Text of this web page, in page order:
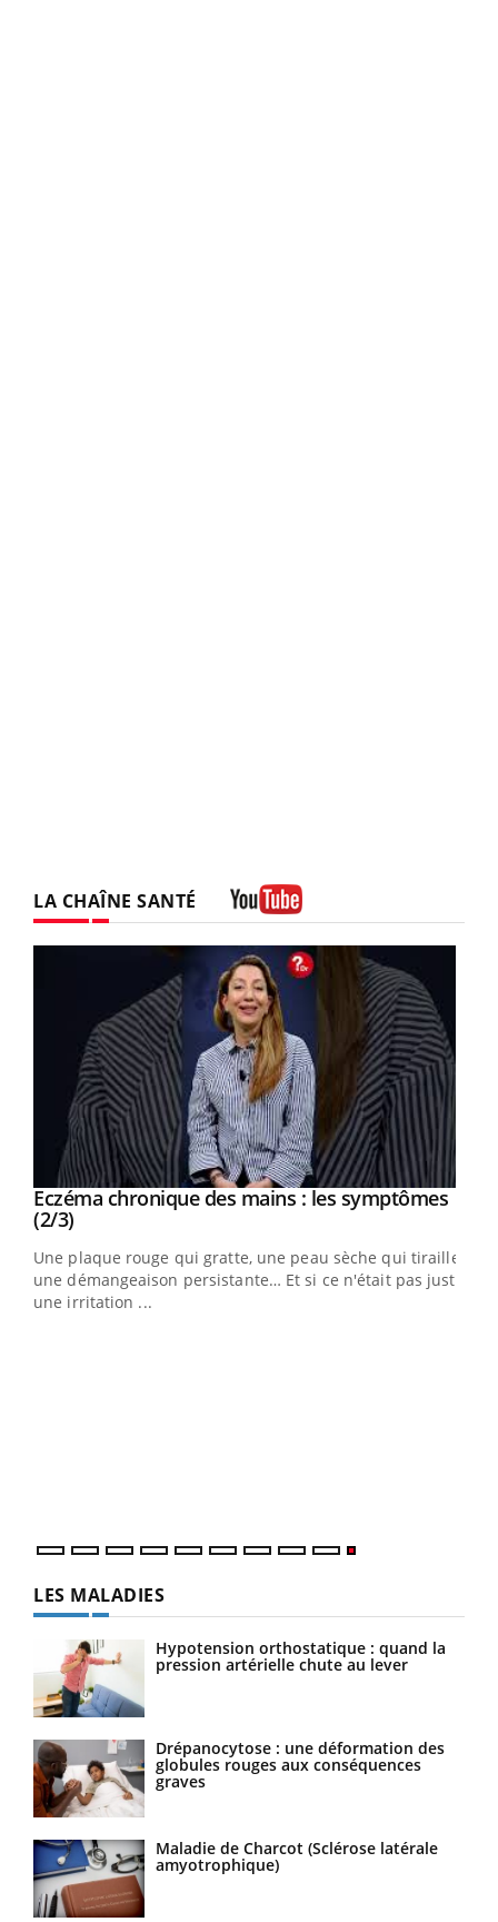
LA CHAÎNE SANTÉ
Youtube
Eczéma chronique des mains : les symptômes
(2/3)Youtube
Une plaque rouge qui gratte, une peau sèche qui tiraille,
une démangeaison persistante… Et si ce n'était pas juste
une irritation ...
LES MALADIES
Hypotension orthostatique : quand la
pression artérielle chute au lever
Drépanocytose : une déformation des
globules rouges aux conséquences
graves
Maladie de Charcot (Sclérose latérale
amyotrophique)